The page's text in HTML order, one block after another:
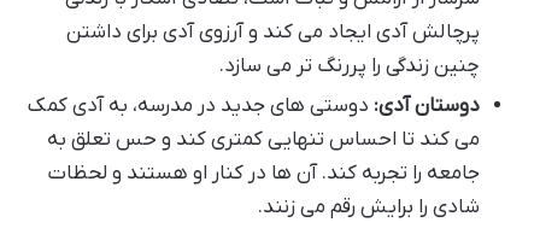
پرچالش آدی ایجاد می کند و آرزوی آدی برای داشتن
چنین زندگی را پررنگ تر می سازد.
دوستان آدی: دوستی های جدید در مدرسه، به آدی کمک
می کند تا احساس تنهایی کمتری کند و حس تعلق به
جامعه را تجربه کند. آن ها در کنار او هستند و لحظات
شادی را برایش رقم می زنند.